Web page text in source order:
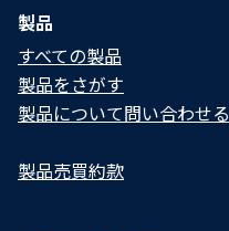
製品
すべての製品
製品をさがす
製品について問い合わせる​
製品売買約款